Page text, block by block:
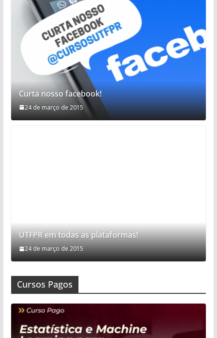
Curta nosso facebook!
24 de março de 2015
UTFPR em todas as plataformas!
24 de março de 2015
Cursos Pagos